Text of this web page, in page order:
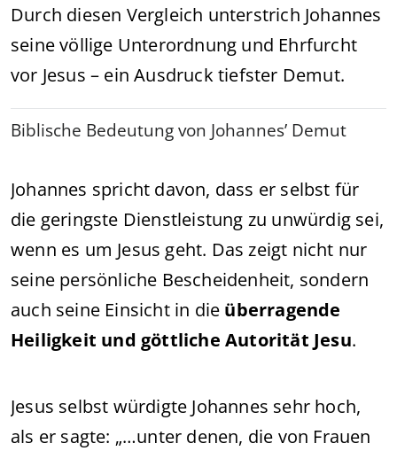
Durch diesen Vergleich unterstrich Johannes
seine völlige Unterordnung und Ehrfurcht
vor Jesus – ein Ausdruck tiefster Demut.
Biblische Bedeutung von Johannes’ Demut
Johannes spricht davon, dass er selbst für
die geringste Dienstleistung zu unwürdig sei,
wenn es um Jesus geht. Das zeigt nicht nur
seine persönliche Bescheidenheit, sondern
auch seine Einsicht in die überragende
Heiligkeit und göttliche Autorität Jesu.
Jesus selbst würdigte Johannes sehr hoch,
als er sagte: „…unter denen, die von Frauen